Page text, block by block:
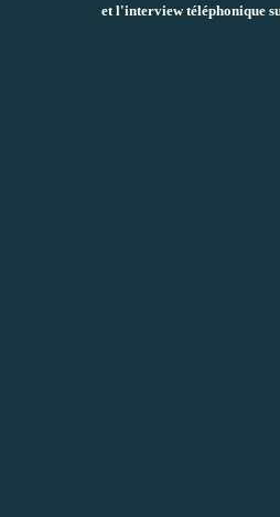
et l'interview téléphonique